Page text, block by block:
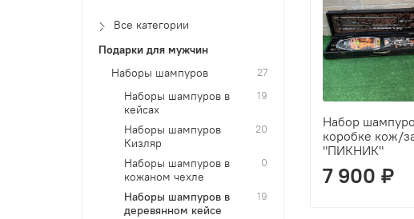
Набор
коробке кож/
"ПИКНИК"
7 900 ₽
Все категории
Подарки для мужчин
Наборы шампуров
27
Наборы шампуров в
кейсах
19
Наборы шампуров
Кизляр
20
Наборы шампуров в
кожаном чехле
0
Наборы шампуров в
деревянном кейсе
19